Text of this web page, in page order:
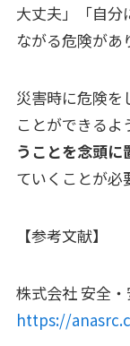
大丈夫」「自分
ながる危険があ
災害時に危険を
ことができるよ
うことを念頭に
ていくことが必
【参考文献】
株式会社 安全
https://